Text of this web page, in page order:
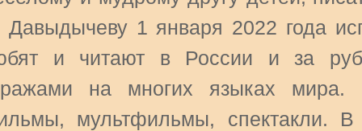
1 января 2022 года
и читают в России и за
на многих языках мира.
мультфильмы, спектакли. В